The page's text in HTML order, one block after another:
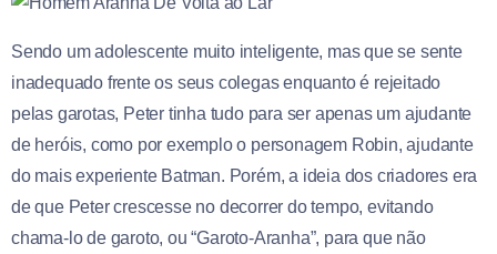
Sendo um adolescente muito inteligente, mas que se sente
inadequado frente os seus colegas enquanto é rejeitado
pelas garotas, Peter tinha tudo para ser apenas um ajudante
de heróis, como por exemplo o personagem Robin, ajudante
do mais experiente Batman. Porém, a ideia dos criadores era
de que Peter crescesse no decorrer do tempo, evitando
chama-lo de garoto, ou “Garoto-Aranha”, para que não